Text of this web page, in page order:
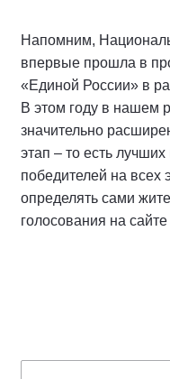
Напомним,
впервые прошла в
«Единой России» в
В этом году в нашем
значительно
этап – то есть
победителей на всех
определять сами
голосования на